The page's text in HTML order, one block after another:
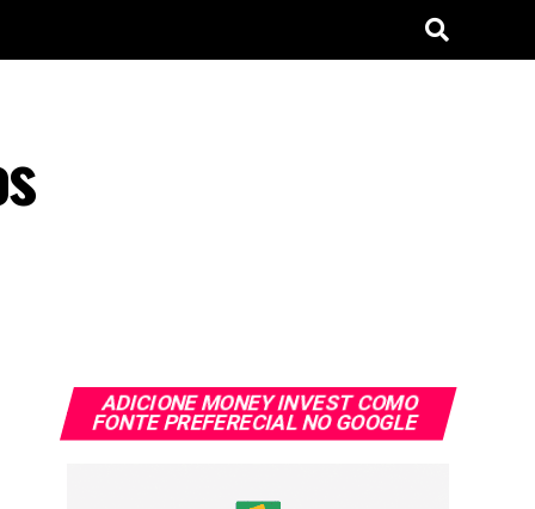
ADICIONE MONEY INVEST COMO
FONTE PREFERECIAL NO GOOGLE